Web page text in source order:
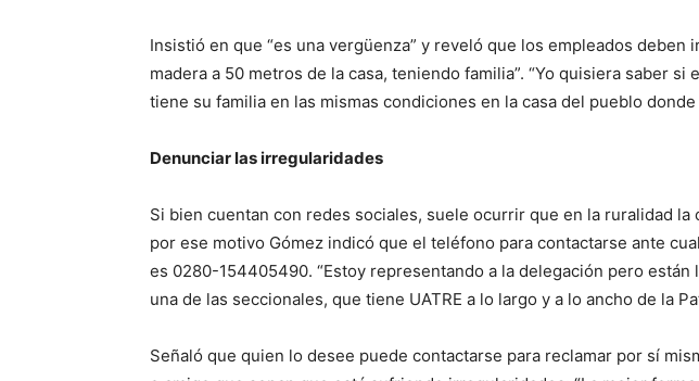
Insistió en que “es una vergüenza” y reveló que los empleados deben
madera a 50 metros de la casa, teniendo familia”. “Yo quisiera saber si
tiene su familia en las mismas condiciones en la casa del pueblo
Denunciar las irregularidades
Si bien cuentan con redes sociales, suele ocurrir que en la ruralidad la
por ese motivo Gómez indicó que el teléfono para contactarse ante
es 0280-154405490. “Estoy representando a la delegación pero están
una de las seccionales, que tiene UATRE a lo largo y a lo ancho de la
Señaló que quien lo desee puede contactarse para reclamar por sí